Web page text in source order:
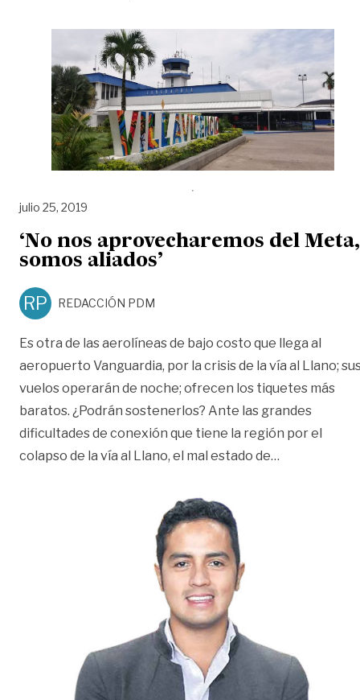
julio 25, 2019
‘No nos aprovecharemos del Meta,
somos aliados’
RP REDACCIÓN PDM
Es otra de las aerolíneas de bajo costo que llega al
aeropuerto Vanguardia, por la crisis de la vía al Llano;
vuelos operarán de noche; ofrecen los tiquetes más
baratos. ¿Podrán sostenerlos? Ante las grandes
dificultades de conexión que tiene la región por el
colapso de la vía al Llano, el mal estado de…